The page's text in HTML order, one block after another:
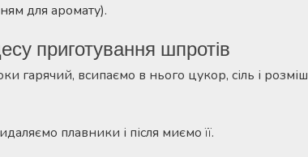
для аромату).
приготування шпротів
гарячий, всипаємо в нього цукор, сіль і
плавники і після миємо її.